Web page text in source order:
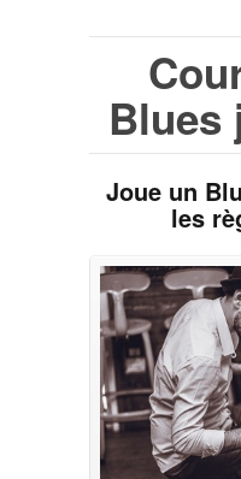
Blues
Joue un
les